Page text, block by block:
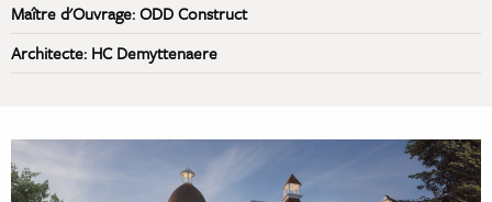
Maître d'Ouvrage: ODD Construct
Architecte: HC Demyttenaere